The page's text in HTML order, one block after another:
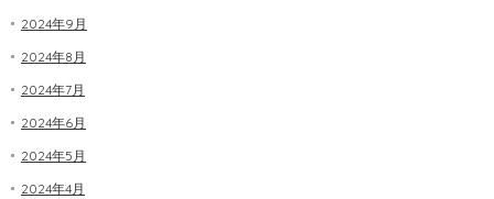
2024年9月
2024年8月
2024年7月
2024年6月
2024年5月
2024年4月